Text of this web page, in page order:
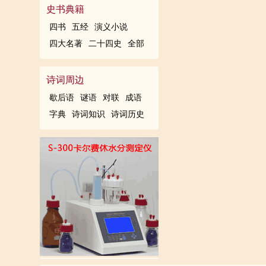
史书典籍
四书 五经
演义小说
四大名著
二十四史 全部
诗词周边
歇后语 谜语 对联
成语
字典
诗词知识 诗词历史